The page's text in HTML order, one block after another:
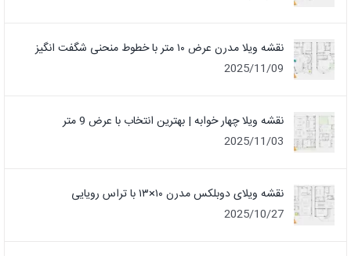
نقشه ویلا مدرن عرض ۱۰ متر با خطوط منحنی شگفت انگیز
2025/11/09
نقشه ویلا چهار خوابه | بهترین انتخاب با عرض 9 متر
2025/11/03
نقشه ویلای دوبلکس مدرن ۱۰×۱۳ با تراس رویایی
2025/10/27